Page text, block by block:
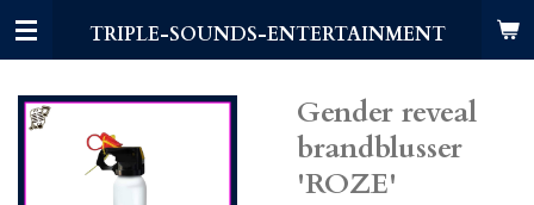
Ga
de
hoofdinhoud
TRIPLE-SOUNDS-ENTERTAINMENT
Gender reveal
brandblusser
'ROZE'